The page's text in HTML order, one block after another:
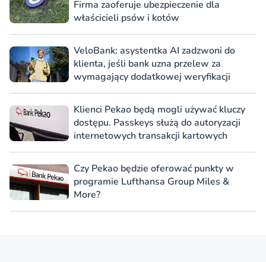
Firma zaoferuje ubezpieczenie dla
właścicieli psów i kotów
VeloBank: asystentka AI zadzwoni do
klienta, jeśli bank uzna przelew za
wymagający dodatkowej weryfikacji
Klienci Pekao będą mogli używać kluczy
dostępu. Passkeys służą do autoryzacji
internetowych transakcji kartowych
Czy Pekao będzie oferować punkty w
programie Lufthansa Group Miles &
More?